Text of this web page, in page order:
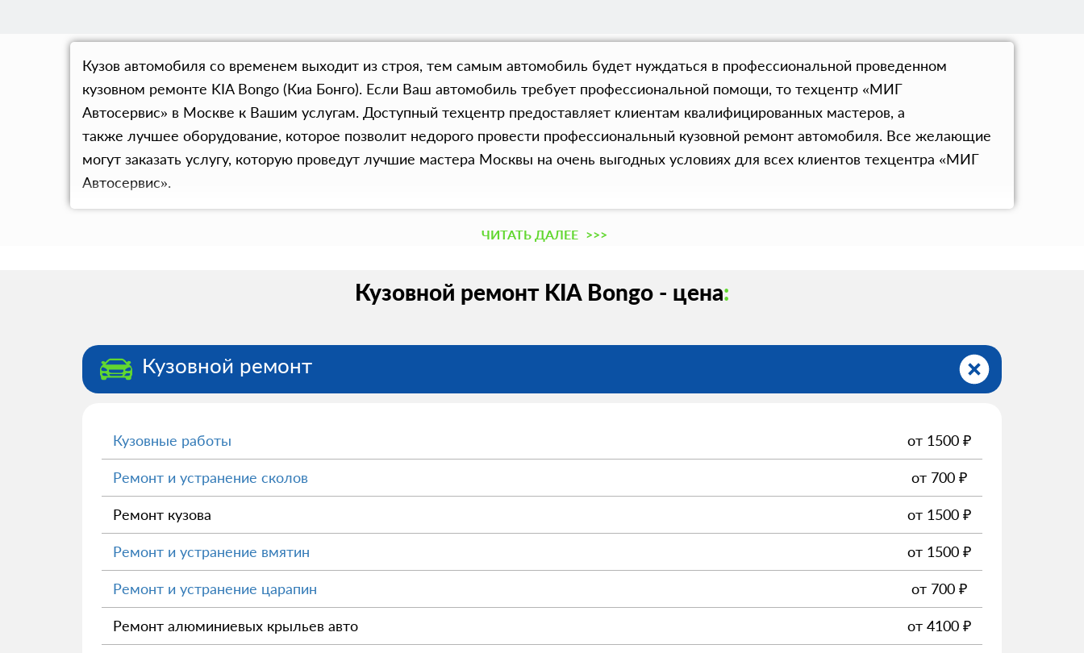
Кузов автомобиля со временем выходит из строя, тем самым автомобиль будет нуждаться в профессиональной проведенном
кузовном ремонте KIA Bongo (Киа Бонго). Если Ваш автомобиль требует профессиональной помощи, то техцентр «МИГ
Автосервис» в Москве к Вашим услугам. Доступный техцентр предоставляет клиентам квалифицированных мастеров, а
также лучшее оборудование, которое позволит недорого провести профессиональный кузовной ремонт автомобиля. Все желающие
могут заказать услугу, которую проведут лучшие мастера Москвы на очень выгодных условиях для всех клиентов техцентра «МИГ
Автосервис».
ЧИТАТЬ ДАЛЕЕ >>>
Кузовной ремонт KIA Bongo - цена:
Кузовной ремонт
Кузовные работы от 1500 ₽
Ремонт и устранение сколов от 700 ₽
Ремонт кузова от 1500 ₽
Ремонт и устранение вмятин от 1500 ₽
Ремонт и устранение царапин от 700 ₽
Ремонт алюминиевых крыльев авто от 4100 ₽